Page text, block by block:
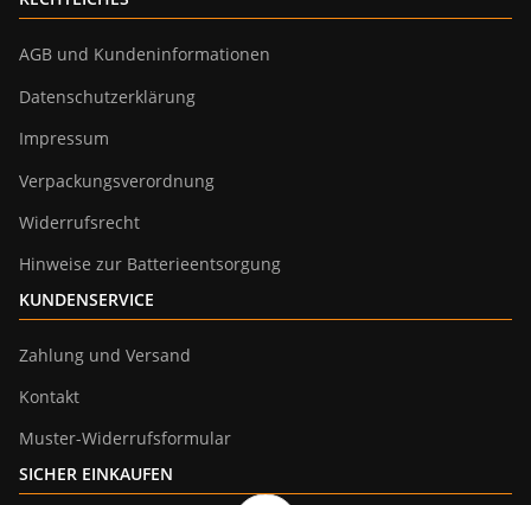
AGB und Kundeninformationen
Datenschutzerklärung
Impressum
Verpackungsverordnung
Widerrufsrecht
Hinweise zur Batterieentsorgung
KUNDENSERVICE
Zahlung und Versand
Kontakt
Muster-Widerrufsformular
SICHER EINKAUFEN